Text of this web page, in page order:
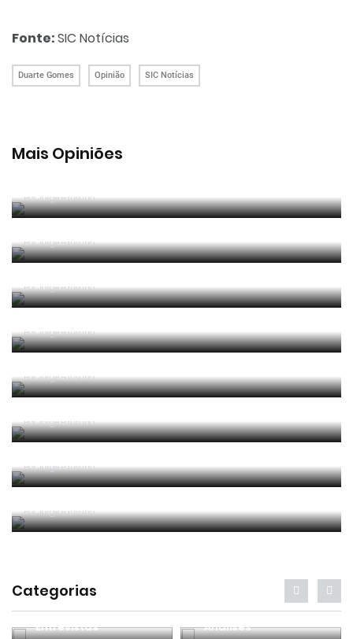
Fonte:SIC Notícias
Duarte Gomes Opinião SIC Notícias
Mais Opiniões
PorJorge Faustino
PorJorge Faustino
PorJorge Faustino
PorJorge Faustino
PorJorge Faustino
PorJorge Faustino
PorJorge Faustino
PorJorge Faustino
Categorias
Entrevistas Análises